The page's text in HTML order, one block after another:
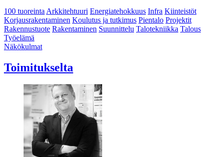
100 tuoreintaArkkitehtuuri Energiatehokkuus Infra Kiinteistöt
Korjausrakentaminen Koulutus ja tutkimus Pientalo Projektit
Rakennustuote Rakentaminen Suunnittelu Talotekniikka Talous
Työelämä
Näkökulmat
Toimitukselta